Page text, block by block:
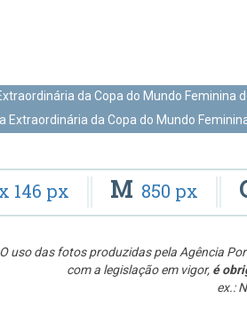
da Copa do Mundo Feminina
Extraordinária da Copa do Mundo
146 px M 850 px
O uso das fotos produzidas pela Agência
com a legislação em vigor, é
ex.: